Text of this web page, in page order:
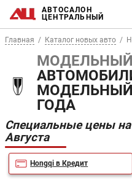
АВТОСАЛОН
ЦЕНТРАЛЬНЫЙ
Главная Каталог новых авто
МОДЕЛЬНЫЙ
ГОДА
Специальные цены
Августа
Hongqi в Кредит